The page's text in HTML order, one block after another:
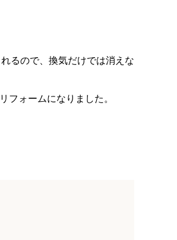
るので、換気だけでは消えな
ォームになりました。